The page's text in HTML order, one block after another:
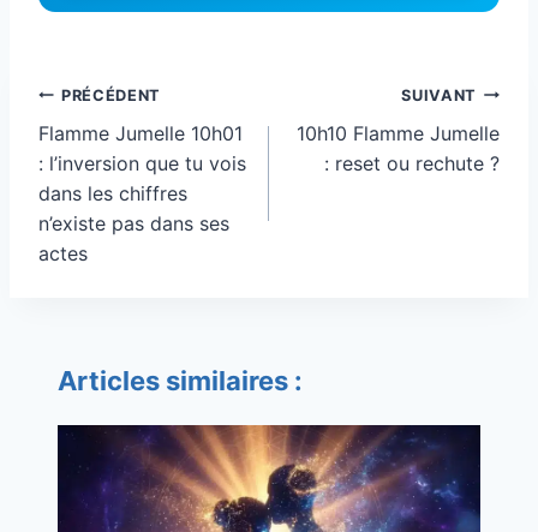
Navigation
de
l’article
PRÉCÉDENT
Flamme Jumelle 10h01
: l’inversion que tu vois
dans les chiffres
n’existe pas dans ses
actes
SUIVANT
10h10 Flamme Jumelle
: reset ou rechute ?
Articles similaires :